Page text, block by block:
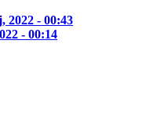
2022 - 00:43
- 00:14